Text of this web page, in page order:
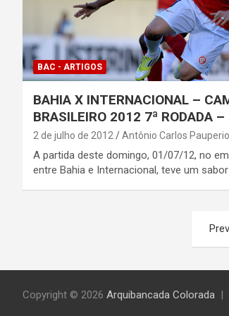
BAC - ARTIGOS
BAHIA X INTERNACIONAL –
BRASILEIRO 2012 7ª RODADA –
2 de julho de 2012 Antônio Carlos Pauperio
A partida deste domingo, 01/07/12, no
entre Bahia e Internacional, teve um
Copyright © 2026 Arquibancada Colorada